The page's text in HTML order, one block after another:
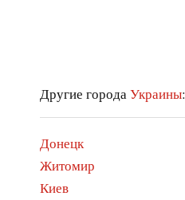
Другие городаУкраины:
Донецк
Житомир
Киев